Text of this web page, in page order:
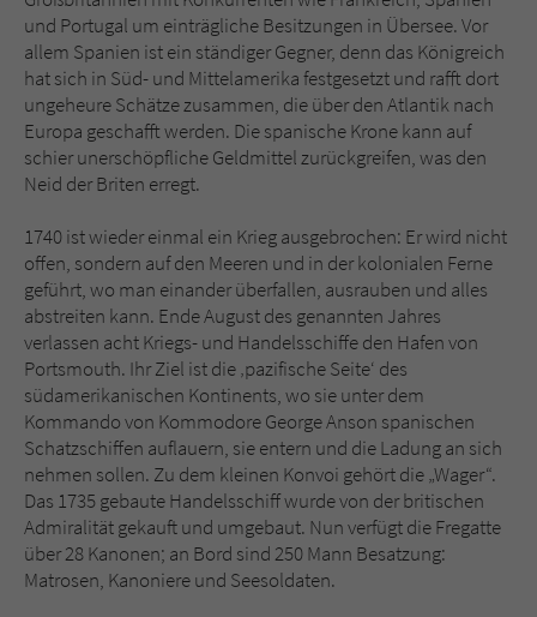
und Portugal um einträgliche Besitzungen in Übersee. Vor
allem Spanien ist ein ständiger Gegner, denn das Königreich
hat sich in Süd- und Mittelamerika festgesetzt und rafft dort
ungeheure Schätze zusammen, die über den Atlantik nach
Europa geschafft werden. Die spanische Krone kann auf
schier unerschöpfliche Geldmittel zurückgreifen, was den
Neid der Briten erregt.
1740 ist wieder einmal ein Krieg ausgebrochen: Er wird nicht
offen, sondern auf den Meeren und in der kolonialen Ferne
geführt, wo man einander überfallen, ausrauben und alles
abstreiten kann. Ende August des genannten Jahres
verlassen acht Kriegs- und Handelsschiffe den Hafen von
Portsmouth. Ihr Ziel ist die ‚pazifische Seite‘ des
südamerikanischen Kontinents, wo sie unter dem
Kommando von Kommodore George Anson spanischen
Schatzschiffen auflauern, sie entern und die Ladung an sich
nehmen sollen. Zu dem kleinen Konvoi gehört die „Wager“.
Das 1735 gebaute Handelsschiff wurde von der britischen
Admiralität gekauft und umgebaut. Nun verfügt die Fregatte
über 28 Kanonen; an Bord sind 250 Mann Besatzung:
Matrosen, Kanoniere und Seesoldaten.
Sicherheitscode des Kontaktformulars zu
überprüfen.